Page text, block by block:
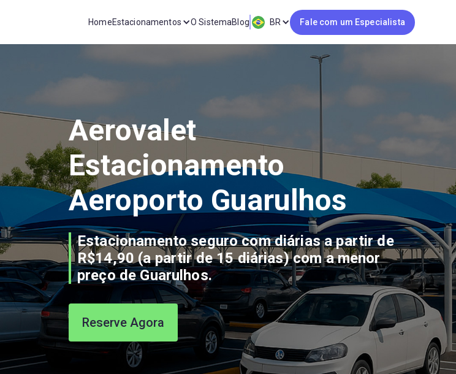
HomeEstacionamentos O SistemaBlog BR Fale com um Especialista
Aerovalet
Estacionamento
Aeroporto Guarulhos
Estacionamento seguro com diárias a partir de
R$14,90 (a partir de 15 diárias) com a menor
preço de Guarulhos.
Reserve Agora